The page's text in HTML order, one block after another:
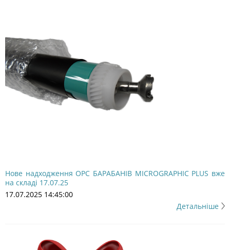
Нове надходження OPC БАРАБАНІВ MICROGRAPHIC PLUS вже
на складі 17.07.25
17.07.2025 14:45:00
Детальніше